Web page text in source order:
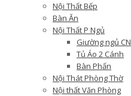
Nội Thất Bếp
Bàn Ăn
Nội Thất P Ngủ
Giường ngủ CN
Tủ Áo 2 Cánh
Bàn Phấn
Nội Thát Phòng Thờ
Nội thất Văn Phòng